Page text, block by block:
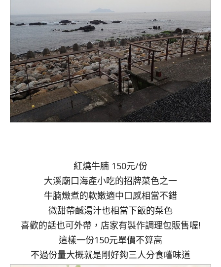
紅燒牛腩 150元/份
大溪廟口海產小吃的招牌菜色之一
牛腩燉煮的軟嫩適中口感相當不錯
微甜帶鹹湯汁也相當下飯的菜色
喜歡的話也可外帶，店家有製作調理包販售喔!
這樣一份150元單價不算高
不過份量大概就是剛好夠三人分食嚐味道